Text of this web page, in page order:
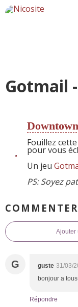
Gotmail
Fouillez
pour vous
Un jeu
PS: Soyez
Ajouter
G guste 31/03/
bonjour a
Répondre